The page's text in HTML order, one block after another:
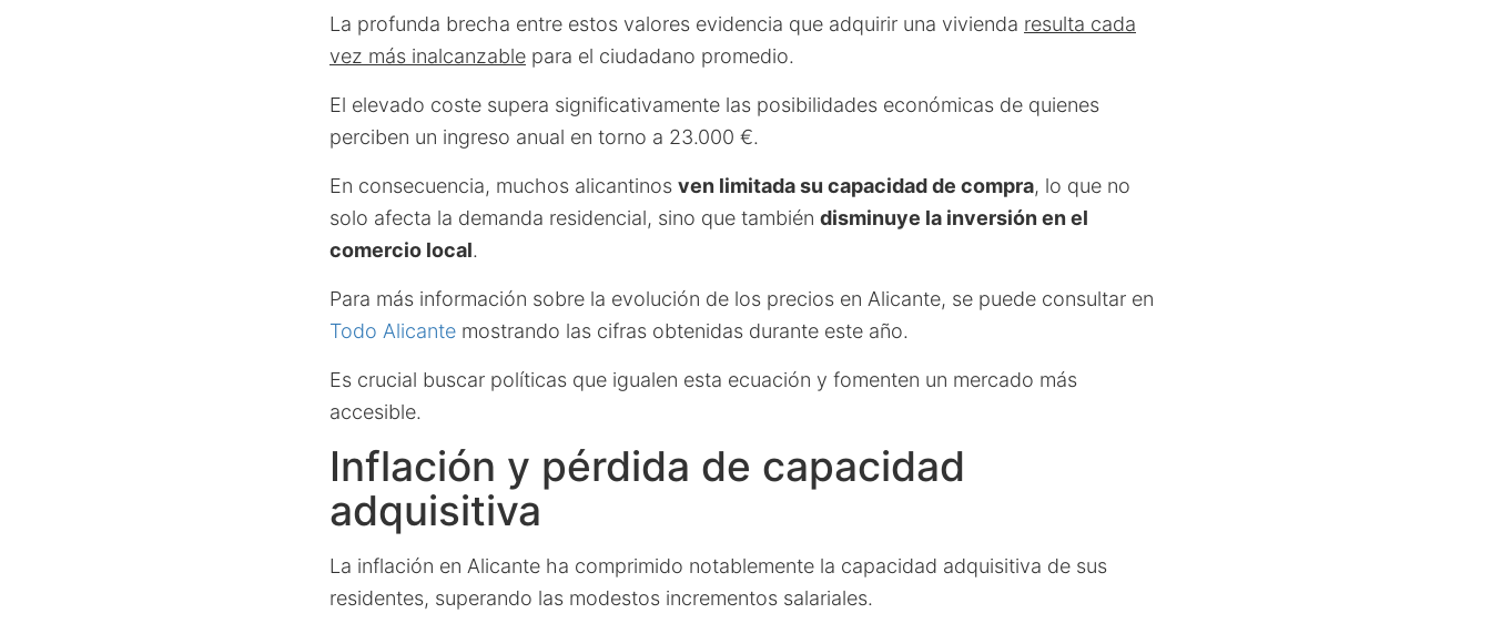
La profunda brecha entre estos valores evidencia que adquirir una vivienda resulta cada
vez más inalcanzable para el ciudadano promedio.
El elevado coste supera significativamente las posibilidades económicas de quienes
perciben un ingreso anual en torno a 23.000 €.
En consecuencia, muchos alicantinos ven limitada su capacidad de compra, lo que no
solo afecta la demanda residencial, sino que también disminuye la inversión en el
comercio local.
Para más información sobre la evolución de los precios en Alicante, se puede consultar en
Todo Alicante mostrando las cifras obtenidas durante este año.
Es crucial buscar políticas que igualen esta ecuación y fomenten un mercado más
accesible.
Inflación y pérdida de capacidad
adquisitiva
La inflación en Alicante ha comprimido notablemente la capacidad adquisitiva de sus
residentes, superando las modestos incrementos salariales.